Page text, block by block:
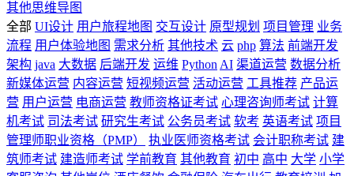
其他思维导图
全部 UI设计 用户旅程地图 交互设计 原型规划 项目管理 业务
流程 用户体验地图 需求分析 其他技术 云 php 算法 前端开发
架构 java 大数据 后端开发 运维 Python AI 渠道运营 数据分析
新媒体运营 内容运营 短视频运营 活动运营 工具推荐 产品运
营 用户运营 电商运营 教师资格证考试 心理咨询师考试 计算
机考试 司法考试 研究生考试 公务员考试 软考 英语考试 项目
管理师职业资格（PMP）
执业医师资格考试 会计职称考试 建
筑师考试 建造师考试 学前教育 其他教育 初中 高中 大学 小学